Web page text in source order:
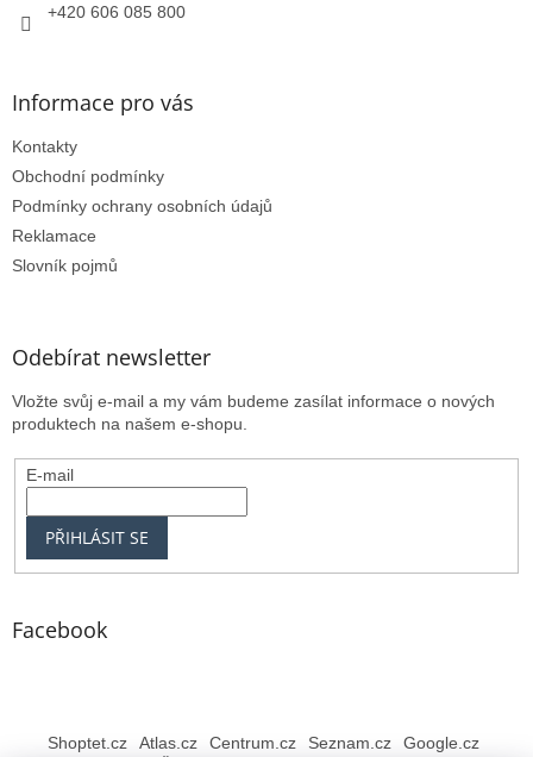
+420 606 085 800
Informace pro vás
Kontakty
Obchodní podmínky
Podmínky ochrany osobních údajů
Reklamace
Slovník pojmů
Odebírat newsletter
Vložte svůj e-mail a my vám budeme zasílat informace o nových
produktech na našem e-shopu.
E-mail
PŘIHLÁSIT SE
Facebook
Shoptet.cz Atlas.cz Centrum.cz Seznam.cz
Google.cz